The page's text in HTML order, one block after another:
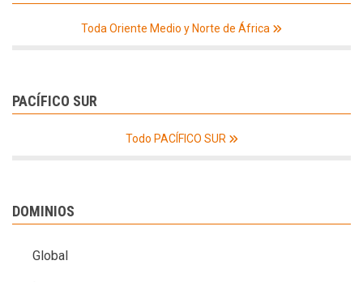
Toda Oriente Medio y Norte de África
PACÍFICO SUR
Todo PACÍFICO SUR
DOMINIOS
Global